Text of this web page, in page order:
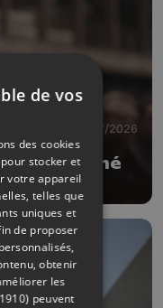
30/07/2026
nommé
de vos
des cookies
stocker et
votre appareil
telles que
uniques et
de proposer
obtenir
les
peuvent